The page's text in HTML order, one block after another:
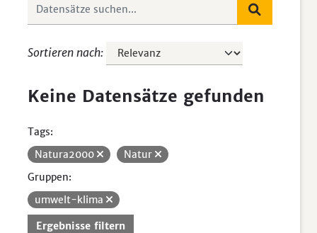
Sortieren nach
Keine Datensätze gefunden
Tags:
Natura2000
Natur
Gruppen:
umwelt-klima
Ergebnisse filtern